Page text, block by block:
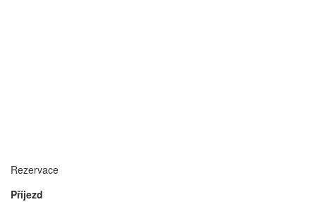
Rezervace
Příjezd